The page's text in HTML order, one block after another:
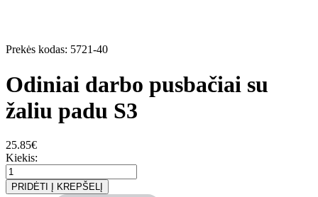
Prekės kodas: 5721-40
Odiniai darbo pusbačiai su
žaliu padu S3
25.85€
Kiekis:
PRIDĖTI Į KREPŠELĮ